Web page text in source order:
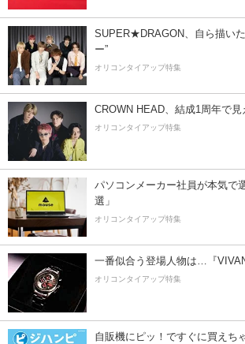
SUPER★DRAGON、自ら描い
ー”
オリコンタイアップ特集
CROWN HEAD、結成1周年で見
オリコンタイアップ特集
パソコンメーカー社員が本気で
選」
オリコンタイアップ特集
一番似合う登場人物は…『
オリコンタイアップ特集
自販機にピッ！ですぐに買えち